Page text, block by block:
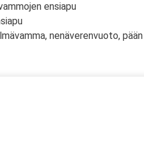
ensiapu
nenäverenvuoto,
tapahtuu Microsoft Teams-